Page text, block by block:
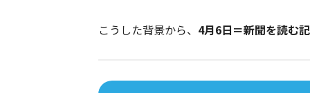
こうした背景から、 4月6日＝新聞を読む